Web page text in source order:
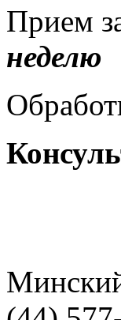
Прием
неделю